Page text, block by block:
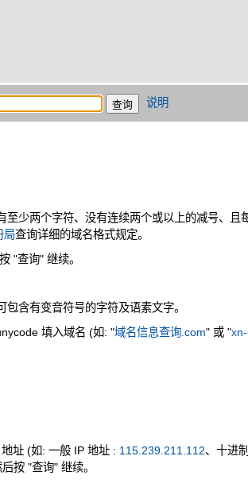
说明
少两个字符、没有连续两个或以上的减号、且
局查询详细的域名格式规定。
"查询" 继续。
含有变音符号的字符及语素文字。
填入域名 (如: "域名信息查询.com" 或 "
址 (如: 一般 IP 地址 : 115.239.211.112、十进
按 "查询" 继续。